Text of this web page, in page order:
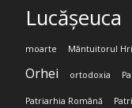
Lucășeuca
moarte Mântuitorul
Orhei ortodoxia
Patriarhia Română